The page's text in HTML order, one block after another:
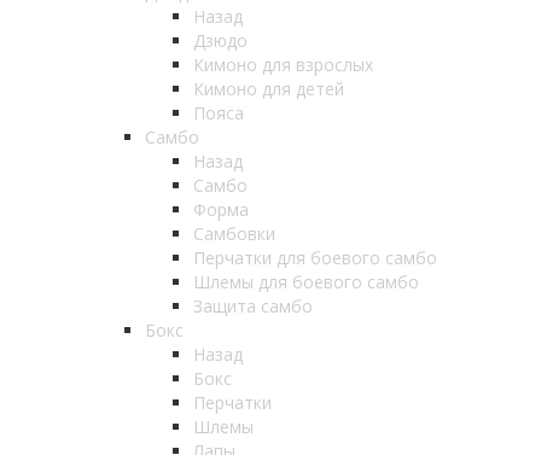
Назад
Дзюдо
Кимоно для взрослых
Кимоно для детей
Пояса
Самбо
Назад
Самбо
Форма
Самбовки
Перчатки для боевого самбо
Шлемы для боевого самбо
Защита самбо
Бокс
Назад
Бокс
Перчатки
Шлемы